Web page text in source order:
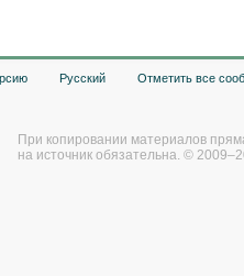
Русский Отметить все
При копировании материалов
на источник обязательна. ©